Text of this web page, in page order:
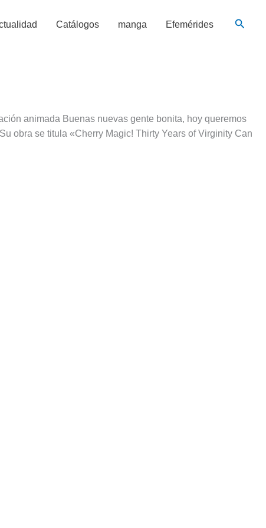
Catálogos manga Efemérides
animada Buenas nuevas gente bonita, hoy queremos
obra se titula «Cherry Magic! Thirty Years of Virginity Can